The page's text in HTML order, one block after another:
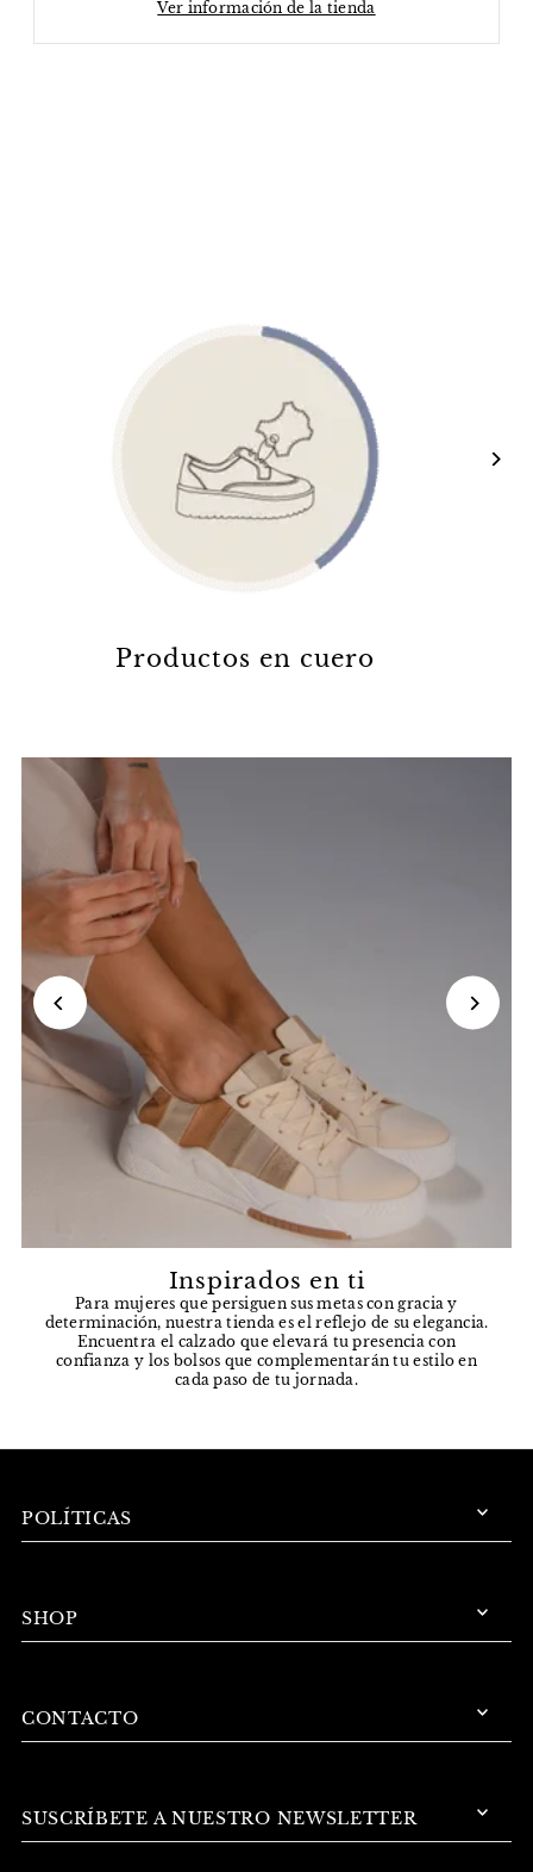
Ver información de la tienda
Productos en cuero
Inspirados en ti
Para mujeres que persiguen sus metas con gracia y
determinación, nuestra tienda es el reflejo de su elegancia.
Encuentra el calzado que elevará tu presencia con
confianza y los bolsos que complementarán tu estilo en
cada paso de tu jornada.
POLÍTICAS
SHOP
CONTACTO
SUSCRÍBETE A NUESTRO NEWSLETTER